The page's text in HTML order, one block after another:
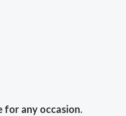
for any occasion.